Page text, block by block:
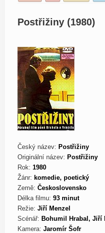
Postřižiny (1980)
Český název: Postřižiny
Originální název: Postřižiny
Rok: 1980
Žánr: komedie, poetický
Země: Československo
Délka filmu: 93 minut
Režie: Jiří Menzel
Scénář: Bohumil Hrabal, Jiří
Kamera: Jaromír Šofr